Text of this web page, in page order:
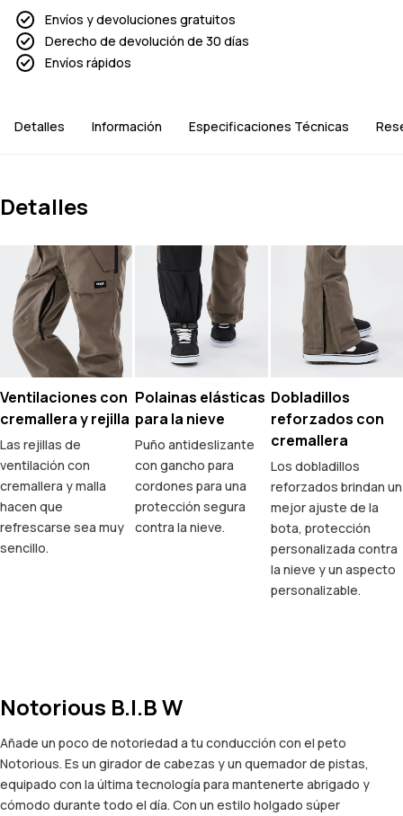
Envíos y devoluciones gratuitos
Derecho de devolución de 30 días
Envíos rápidos
Detalles Información Especificaciones Técnicas
Detalles
Ventilaciones con
cremallera y rejilla
Las rejillas de
ventilación con
cremallera y malla
hacen que
refrescarse sea muy
sencillo.
Polainas elásticas
para la nieve
Puño antideslizante
con gancho para
cordones para una
protección segura
contra la nieve.
Dobladillos
reforzados con
cremallera
Los dobladillos
reforzados brindan un
mejor ajuste de la
bota, protección
personalizada contra
la nieve y un aspecto
personalizable.
Notorious B.I.B W
Añade un poco de notoriedad a tu conducción con el peto
Notorious. Es un girador de cabezas y un quemador de pistas,
equipado con la última tecnología para mantenerte abrigado y
cómodo durante todo el día. Con un estilo holgado súper